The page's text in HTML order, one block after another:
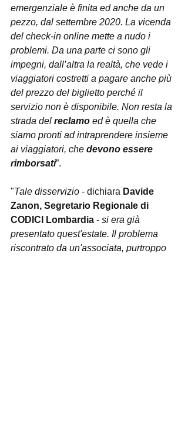
emergenziale è finita ed anche da un
pezzo, dal settembre 2020. La vicenda
del check-in online mette a nudo i
problemi. Da una parte ci sono gli
impegni, dall’altra la realtà, che vede i
viaggiatori costretti a pagare anche più
del prezzo del biglietto perché il
servizio non è disponibile. Non resta la
strada del reclamo ed è quella che
siamo pronti ad intraprendere insieme
ai viaggiatori, che devono essere
rimborsati”.
"Tale disservizio - dichiara Davide
Zanon, Segretario Regionale di
CODICI Lombardia - si era già
presentato quest'estate. Il problema
riscontrato da un'associata, purtroppo